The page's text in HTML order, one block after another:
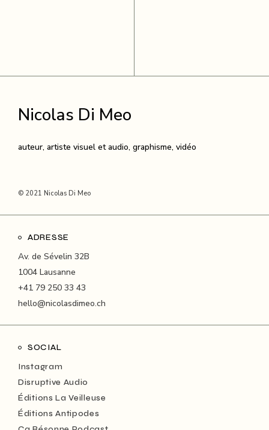
Nicolas Di Meo
auteur, artiste visuel et audio, graphisme, vidéo
© 2021 Nicolas Di Meo
ADRESSE
Av. de Sévelin 32B
1004 Lausanne
+41 79 250 33 43
hello@nicolasdimeo.ch
SOCIAL
Instagram
Disruptive Audio
Éditions La Veilleuse
Éditions Antipodes